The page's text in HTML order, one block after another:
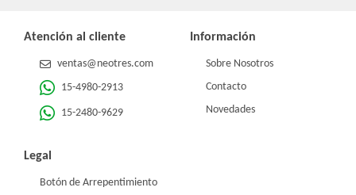
Atención al cliente
ventas@neotres.com
15-4980-2913
15-2480-9629
Información
Sobre Nosotros
Contacto
Novedades
Legal
Botón de Arrepentimiento